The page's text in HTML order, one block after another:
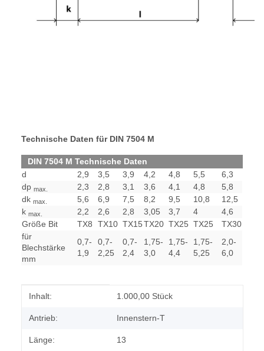
Technische Daten für DIN 7504 M
DIN 7504 M Technische Daten
d
2,9 3,5 3,9 4,2 4,8 5,5
6,3
dp max. 2,3 2,8 3,1 3,6 4,1 4,8
5,8
dk max. 5,6 6,9 7,5 8,2 9,5 10,8
12,5
k max. 2,2 2,6 2,8 3,05 3,7 4
4,6
Größe Bit
TX8 TX10 TX15TX20 TX25 TX25
TX30
für
Blechstärke
mm
0,7-
1,9
0,7-
2,25
0,7-
2,4
1,75-
3,0
1,75-
4,4
1,75-
5,25
2,0-
6,0
Produkteigenschaft
Wert
Inhalt: 1.000,00 Stück
Antrieb: Innenstern-T
Länge: 13